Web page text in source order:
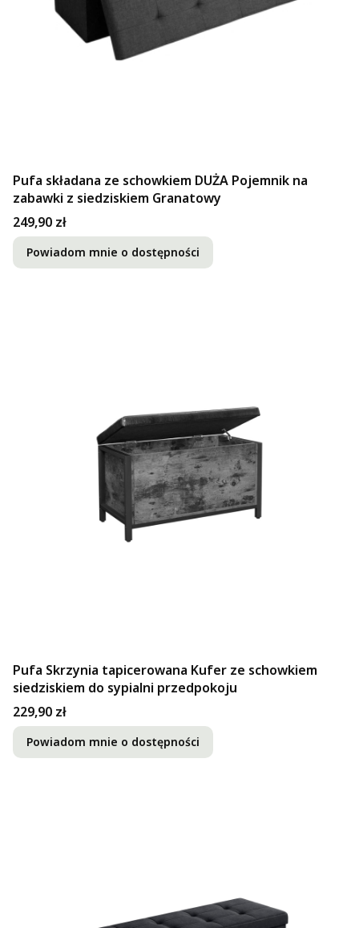
Pufa składana ze schowkiem DUŻA Pojemnik na
zabawki z siedziskiem Granatowy
Cena
249,90 zł
Powiadom mnie o dostępności
Pufa Skrzynia tapicerowana Kufer ze schowkiem
siedziskiem do sypialni przedpokoju
Cena
229,90 zł
Powiadom mnie o dostępności